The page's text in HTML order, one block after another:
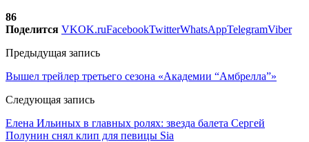
86
Поделится VKOK.ruFacebookTwitterWhatsAppTelegramViber
Предыдущая запись
Вышел трейлер третьего сезона «Академии “Амбрелла”»
Следующая запись
Елена Ильиных в главных ролях: звезда балета Сергей
Полунин снял клип для певицы Sia